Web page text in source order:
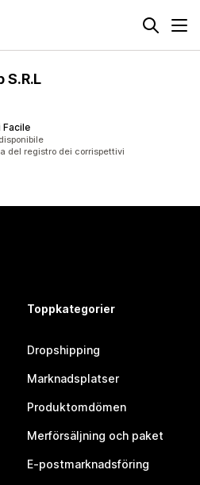
S.R.L
del registro dei corrispettivi
Toppkategorier
Dropshipping
Marknadsplatser
Produktomdömen
Merförsäljning och paket
E-postmarknadsföring